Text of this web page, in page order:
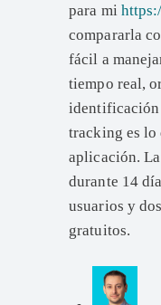
para mi
compararla
fácil a
tiempo real,
identificación
tracking es lo
aplicación.
durante 14
usuarios y
gratuitos.